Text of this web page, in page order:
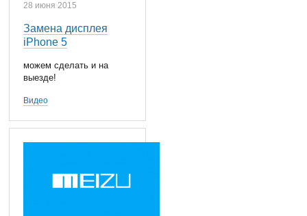
28 июня 2015
Замена дисплея
iPhone 5
можем сделать и на
выезде!
Видео